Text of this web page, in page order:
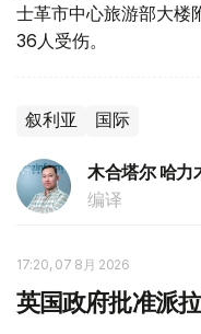
士革市中心旅游部大楼
36人受伤。
叙利亚 国际
木合塔尔 哈力
编译
17:20, 07 8月 2026
英国政府批准派